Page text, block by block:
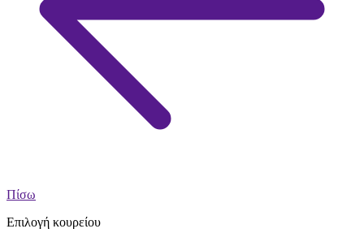
Πίσω
Επιλογή κουρείου